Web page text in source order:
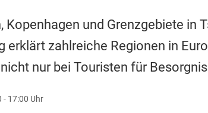
Kopenhagen und Grenzgebiete in
erklärt zahlreiche Regionen in
nur bei Touristen für
- 17:00 Uhr